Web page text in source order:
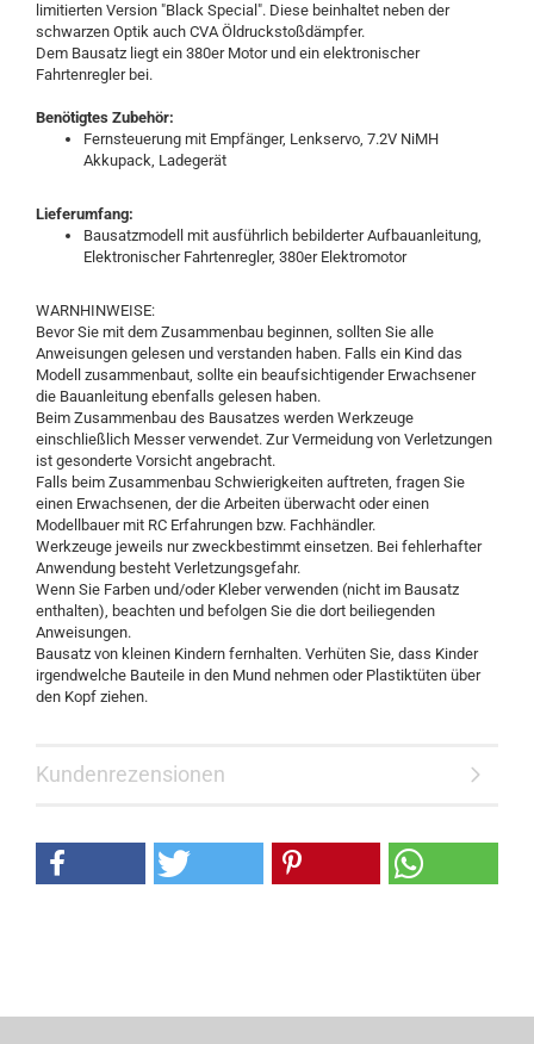
limitierten Version "Black Special". Diese beinhaltet neben der
schwarzen Optik auch CVA Öldruckstoßdämpfer.
Dem Bausatz liegt ein 380er Motor und ein elektronischer
Fahrtenregler bei.
Benötigtes Zubehör:
Fernsteuerung mit Empfänger, Lenkservo, 7.2V NiMH
Akkupack, Ladegerät
Lieferumfang:
Bausatzmodell mit ausführlich bebilderter Aufbauanleitung,
Elektronischer Fahrtenregler, 380er Elektromotor
WARNHINWEISE:
Bevor Sie mit dem Zusammenbau beginnen, sollten Sie alle
Anweisungen gelesen und verstanden haben. Falls ein Kind das
Modell zusammenbaut, sollte ein beaufsichtigender Erwachsener
die Bauanleitung ebenfalls gelesen haben.
Beim Zusammenbau des Bausatzes werden Werkzeuge
einschließlich Messer verwendet. Zur Vermeidung von Verletzungen
ist gesonderte Vorsicht angebracht.
Falls beim Zusammenbau Schwierigkeiten auftreten, fragen Sie
einen Erwachsenen, der die Arbeiten überwacht oder einen
Modellbauer mit RC Erfahrungen bzw. Fachhändler.
Werkzeuge jeweils nur zweckbestimmt einsetzen. Bei fehlerhafter
Anwendung besteht Verletzungsgefahr.
Wenn Sie Farben und/oder Kleber verwenden (nicht im Bausatz
enthalten), beachten und befolgen Sie die dort beiliegenden
Anweisungen.
Bausatz von kleinen Kindern fernhalten. Verhüten Sie, dass Kinder
irgendwelche Bauteile in den Mund nehmen oder Plastiktüten über
den Kopf ziehen.
Kundenrezensionen